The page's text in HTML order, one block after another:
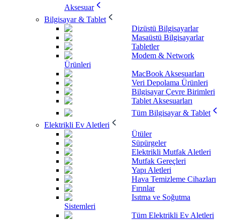
Aksesuar
Bilgisayar & Tablet
Dizüstü Bilgisayarlar
Masaüstü Bilgisayarlar
Tabletler
Modem & Network
Ürünleri
MacBook Aksesuarları
Veri Depolama Ürünleri
Bilgisayar Çevre Birimleri
Tablet Aksesuarları
Tüm Bilgisayar & Tablet
Elektrikli Ev Aletleri
Ütüler
Süpürgeler
Elektrikli Mutfak Aletleri
Mutfak Gereçleri
Yapı Aletleri
Hava Temizleme Cihazları
Fırınlar
Isıtma ve Soğutma
Sistemleri
Tüm Elektrikli Ev Aletleri